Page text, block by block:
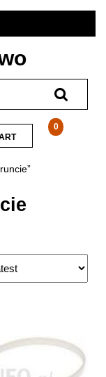
0
SHOPPING
CART